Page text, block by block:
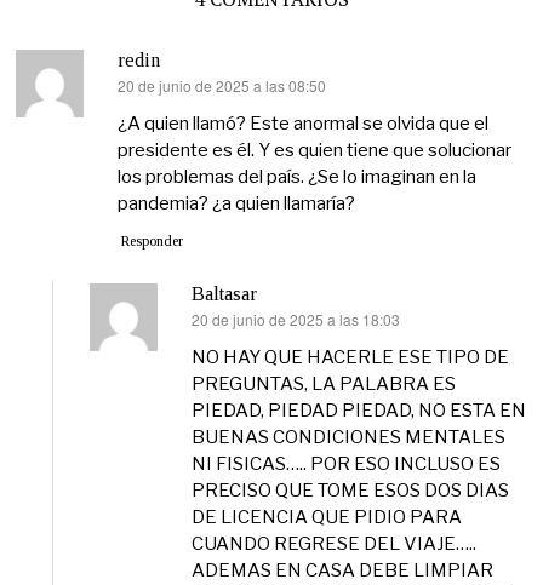
redin
dice:
20 de junio de 2025 a las 08:50
¿A quien llamó? Este anormal se olvida que el
presidente es él. Y es quien tiene que solucionar
los problemas del país. ¿Se lo imaginan en la
pandemia? ¿a quien llamaría?
Responder
Baltasar
dice:
20 de junio de 2025 a las 18:03
NO HAY QUE HACERLE ESE TIPO DE
PREGUNTAS, LA PALABRA ES
PIEDAD, PIEDAD PIEDAD, NO ESTA EN
BUENAS CONDICIONES MENTALES
NI FISICAS….. POR ESO INCLUSO ES
PRECISO QUE TOME ESOS DOS DIAS
DE LICENCIA QUE PIDIO PARA
CUANDO REGRESE DEL VIAJE…..
ADEMAS EN CASA DEBE LIMPIAR